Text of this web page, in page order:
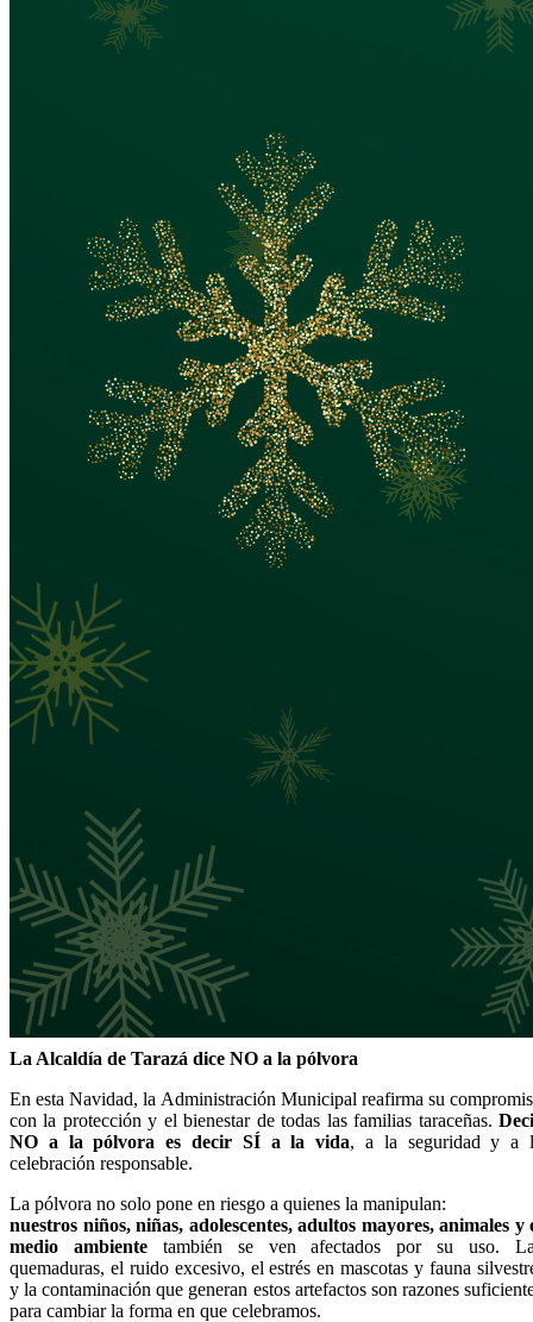
La Alcaldía de Tarazá dice NO a la pólvora
En esta Navidad, la Administración Municipal reafirma su
con la protección y el bienestar de todas las familias taraceñas.
NO a la pólvora es decir SÍ a la vida, a la seguridad y a
celebración responsable.
La pólvora no solo pone en riesgo a quienes la manipulan:
nuestros niños, niñas, adolescentes, adultos mayores, animales y
medio ambientetambién se ven afectados por su uso.
quemaduras, el ruido excesivo, el estrés en mascotas y fauna
y la contaminación que generan estos artefactos son razones
para cambiar la forma en que celebramos.